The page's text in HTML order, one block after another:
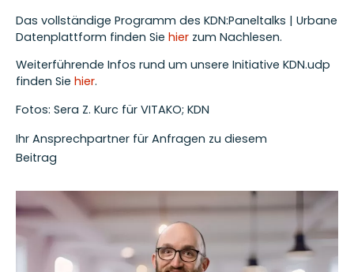
Ihr Ansprechpartner für Anfragen zu diesem
Beitrag
Das vollständige Programm des KDN:Paneltalks | Urbane
Datenplattform finden Sie hier zum Nachlesen.
Weiterführende Infos rund um unsere Initiative KDN.udp
finden Sie hier.
Fotos: Sera Z. Kurc für VITAKO; KDN